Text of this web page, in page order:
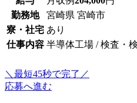
勤務地
宮崎県 宮崎市
寮・社宅 あり
仕事内容 半導体工場 / 検査・
＼最短45秒で完了／
応募へ進む